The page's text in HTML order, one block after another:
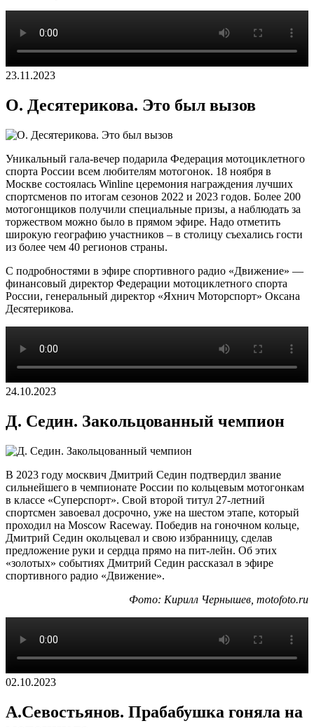
23.11.2023
О. Десятерикова. Это был вызов
Уникальный гала-вечер подарила Федерация мотоциклетного
спорта России всем любителям мотогонок. 18 ноября в
Москве состоялась Winline церемония награждения лучших
спортсменов по итогам сезонов 2022 и 2023 годов. Более 200
мотогонщиков получили специальные призы, а наблюдать за
торжеством можно было в прямом эфире. Надо отметить
широкую географию участников – в столицу съехались гости
из более чем 40 регионов страны.
С подробностями в эфире спортивного радио «Движение» —
финансовый директор Федерации мотоциклетного спорта
России, генеральный директор «Яхнич Моторспорт» Оксана
Десятерикова.
24.10.2023
Д. Седин. Закольцованный чемпион
В 2023 году москвич Дмитрий Седин подтвердил звание
сильнейшего в чемпионате России по кольцевым мотогонкам
в классе «Суперспорт». Свой второй титул 27-летний
спортсмен завоевал досрочно, уже на шестом этапе, который
проходил на Moscow Raceway. Победив на гоночном кольце,
Дмитрий Седин окольцевал и свою избранницу, сделав
предложение руки и сердца прямо на пит-лейн. Об этих
«золотых» событиях Дмитрий Седин рассказал в эфире
спортивного радио «Движение».
Фото: Кирилл Чернышев, motofoto.ru
02.10.2023
А.Севостьянов. Прабабушка гоняла на